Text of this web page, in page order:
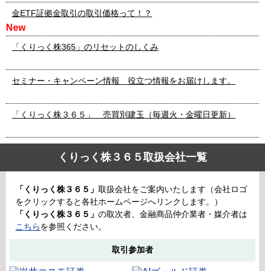
金ETF証拠金取引の取引価格って！？
New
「くりっく株365」のリセットのしくみ
セミナー・キャンペーン情報 役立つ情報をお届けします。
「くりっく株３６５」 売買別建玉（毎週火・金曜日更新）
くりっく株３６５取扱会社一覧
「くりっく株３６５」 取扱会社をご案内いたします（会社ロゴ
をクリックすると各社ホームページへリンクします。）
「くりっく株３６５」 の取次者、金融商品仲介業者・媒介者は
こちらを参照ください。
取引参加者